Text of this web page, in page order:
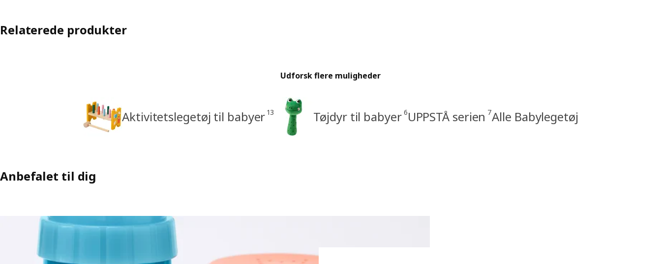
Relaterede produkter
Udforsk flere muligheder
Aktivitetslegetøj til babyer 13 Tøjdyr til babyer 6UPPSTÅ serien 7Alle Babylegetøj
Anbefalet til dig